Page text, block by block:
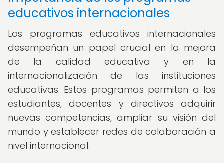
educativos internacionales
Los programas educativos internacionales
desempeñan un papel crucial en la mejora
de la calidad educativa y en la
internacionalización de las instituciones
educativas. Estos programas permiten a los
estudiantes, docentes y directivos adquirir
nuevas competencias, ampliar su visión del
mundo y establecer redes de colaboración a
nivel internacional.